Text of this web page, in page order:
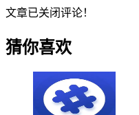
文章已关闭评论！
猜你喜欢